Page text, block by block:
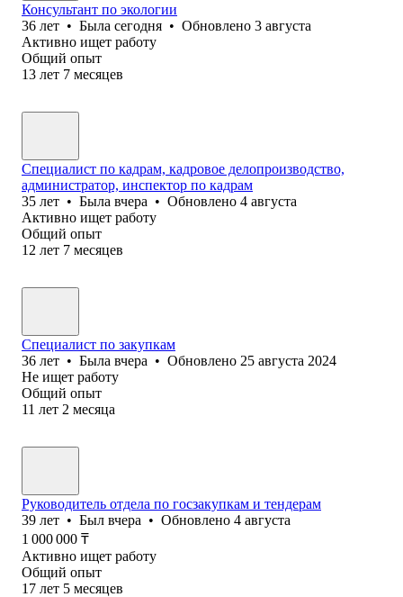
Консультант по экологии
36 лет • Была сегодня • Обновлено 3 августа
Активно ищет работу
Общий опыт
13 лет 7 месяцев
Специалист по кадрам, кадровое делопроизводство,
администратор, инспектор по кадрам
35 лет • Была вчера • Обновлено 4 августа
Активно ищет работу
Общий опыт
12 лет 7 месяцев
Специалист по закупкам
36 лет • Была вчера • Обновлено 25 августа 2024
Не ищет работу
Общий опыт
11 лет 2 месяца
Руководитель отдела по госзакупкам и тендерам
39 лет • Был вчера • Обновлено 4 августа
1 000 000 ₸
Активно ищет работу
Общий опыт
17 лет 5 месяцев